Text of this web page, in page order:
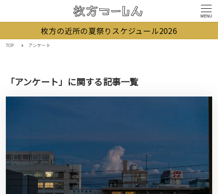
MENU
枚方の近所の夏祭りスケジュール2026
TOP アンケート
「アンケート」に関する記事一覧